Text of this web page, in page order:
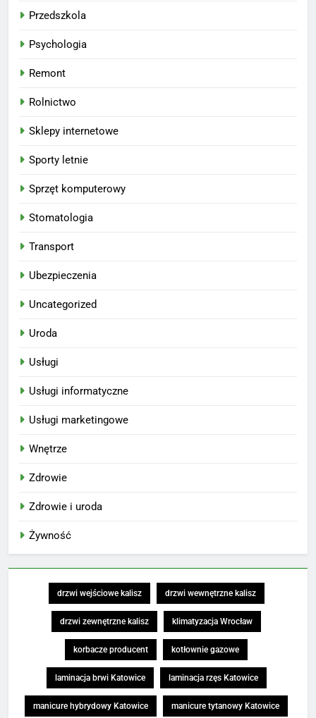
Przedszkola
Psychologia
Remont
Rolnictwo
Sklepy internetowe
Sporty letnie
Sprzęt komputerowy
Stomatologia
Transport
Ubezpieczenia
Uncategorized
Uroda
Usługi
Usługi informatyczne
Usługi marketingowe
Wnętrze
Zdrowie
Zdrowie i uroda
Żywność
drzwi wejściowe kalisz drzwi wewnętrzne kalisz
drzwi zewnętrzne kalisz klimatyzacja Wrocław
korbacze producent kotłownie gazowe
laminacja brwi Katowice laminacja rzęs Katowice
manicure hybrydowy Katowice manicure tytanowy Katowice